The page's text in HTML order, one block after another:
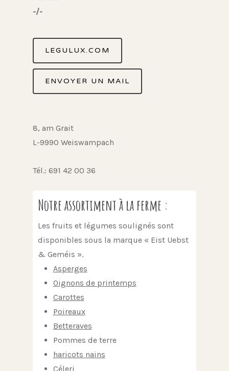
-/-
LEGULUX.COM
ENVOYER UN MAIL
8, am Grait
L-9990 Weiswampach
Tél.: 691 42 00 36
Notre assortiment à la ferme :
Les fruits et légumes soulignés sont
disponibles sous la marque « Eist Uebst
& Geméis ».
Asperges
Oignons de printemps
Carottes
Poireaux
Betteraves
Pommes de terre
haricots nains
Céleri